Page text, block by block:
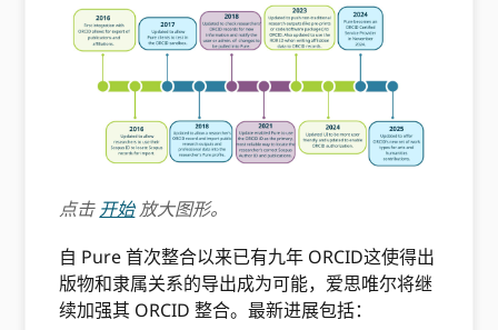
点击开始放大图形。
自 Pure 首次整合以来已有九年 ORCID这使得出
版物和隶属关系的导出成为可能，爱思唯尔将继
续加强其 ORCID 整合。最新进展包括：